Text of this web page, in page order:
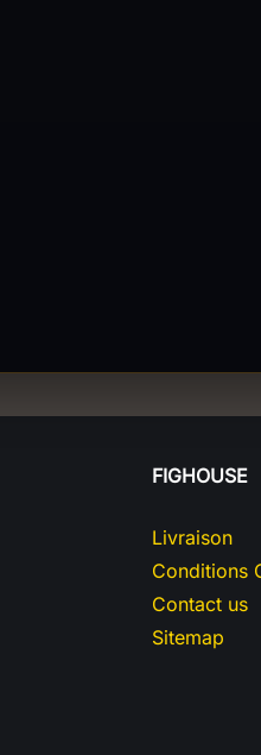
FIGHOUSE
Livraison
Conditions
Contact us
Sitemap